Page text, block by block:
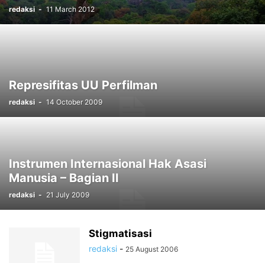
redaksi - 11 March 2012
Represifitas UU Perfilman
redaksi - 14 October 2009
Instrumen Internasional Hak Asasi
Manusia – Bagian II
redaksi - 21 July 2009
Stigmatisasi
redaksi - 25 August 2006